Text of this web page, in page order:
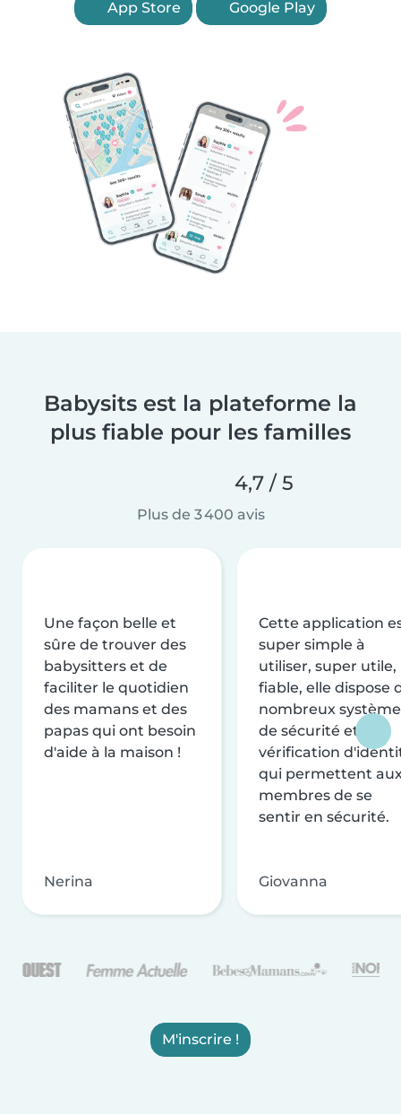
App Store Google Play
Babysits est la plateforme la
plus fiable pour les familles
4,7 / 5
Plus de 3 400 avis
Une façon belle et
sûre de trouver des
babysitters et de
faciliter le quotidien
des mamans et des
papas qui ont besoin
d'aide à la maison !
Nerina
Cette application
super simple à
utiliser, super utile,
fiable, elle dispose
nombreux
de sécurité et de
vérification
qui permettent
membres de se
sentir en sécurité.
Giovanna
M'inscrire !